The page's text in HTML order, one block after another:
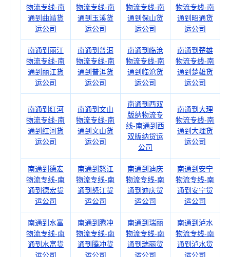
物流专线-南
通到曲靖货
运公司
物流专线-南
通到玉溪货
运公司
物流专线-南
通到保山货
运公司
物流专线-南
通到昭通货
运公司
南通到丽江
物流专线-南
通到丽江货
运公司
南通到普洱
物流专线-南
通到普洱货
运公司
南通到临沧
物流专线-南
通到临沧货
运公司
南通到楚雄
物流专线-南
通到楚雄货
运公司
南通到红河
物流专线-南
通到红河货
运公司
南通到文山
物流专线-南
通到文山货
运公司
南通到西双
版纳物流专
线-南通到西
双版纳货运
公司
南通到大理
物流专线-南
通到大理货
运公司
南通到德宏
物流专线-南
通到德宏货
运公司
南通到怒江
物流专线-南
通到怒江货
运公司
南通到迪庆
物流专线-南
通到迪庆货
运公司
南通到安宁
物流专线-南
通到安宁货
运公司
南通到水富
物流专线-南
通到水富货
运公司
南通到腾冲
物流专线-南
通到腾冲货
运公司
南通到瑞丽
物流专线-南
通到瑞丽货
运公司
南通到泸水
物流专线-南
通到泸水货
运公司